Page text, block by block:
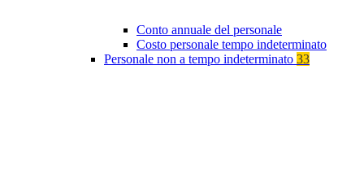
Conto annuale del personale
Costo personale tempo indeterminato
Personale non a tempo indeterminato 33